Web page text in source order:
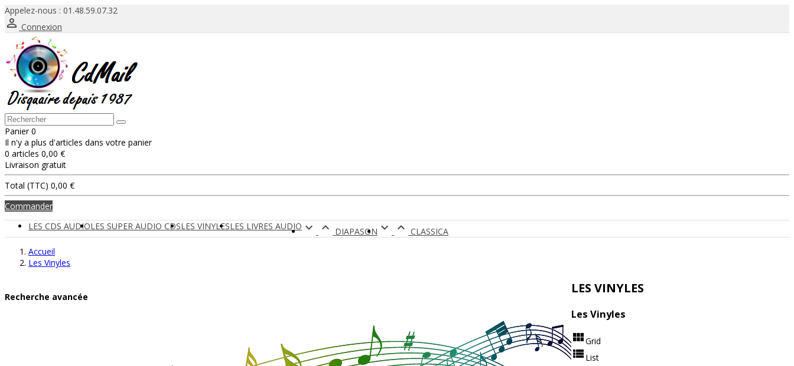
Appelez-nous : 01.48.59.07.32
 Connexion
Panier 0
Il n'y a plus d'articles dans votre panier
0 articles 0,00 €
Livraison gratuit
Total (TTC) 0,00 €
Commander
LES CDS AUDIOLES SUPER AUDIO CDSLES VINYLESLES LIVRES AUDIO   DIAPASON   CLASSICA
Accueil
Les Vinyles
Recherche avancée
LES VINYLES
Les Vinyles
Grid
 List